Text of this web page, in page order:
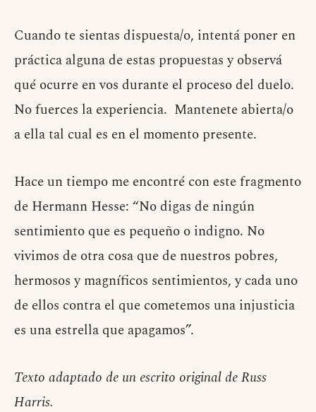
Cuando te sientas dispuesta/o, intentá poner en
práctica alguna de estas propuestas y observá
qué ocurre en vos durante el proceso del duelo.
No fuerces la experiencia. Mantenete abierta/o
a ella tal cual es en el momento presente.
Hace un tiempo me encontré con este fragmento
de Hermann Hesse: “No digas de ningún
sentimiento que es pequeño o indigno. No
vivimos de otra cosa que de nuestros pobres,
hermosos y magníficos sentimientos, y cada uno
de ellos contra el que cometemos una injusticia
es una estrella que apagamos”.
Texto adaptado de un escrito original de Russ
Harris.